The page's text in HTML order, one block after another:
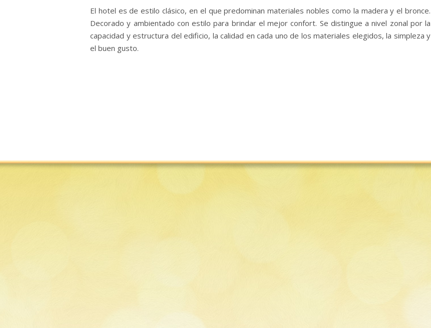
El hotel es de estilo clásico, en el que predominan materiales nobles como la madera y el bronce.
Decorado y ambientado con estilo para brindar el mejor confort. Se distingue a nivel zonal por la
capacidad y estructura del edificio, la calidad en cada uno de los materiales elegidos, la simpleza y
el buen gusto.